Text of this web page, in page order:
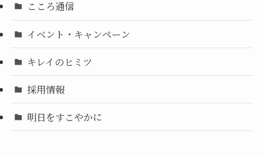
こころ通信
イベント・キャンペーン
キレイのヒミツ
採用情報
明日をすこやかに